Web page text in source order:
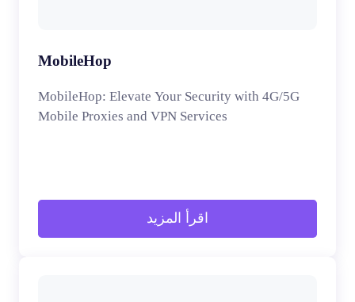
MobileHop
MobileHop: Elevate Your Security with 4G/5G
Mobile Proxies and VPN Services
اقرأ المزيد